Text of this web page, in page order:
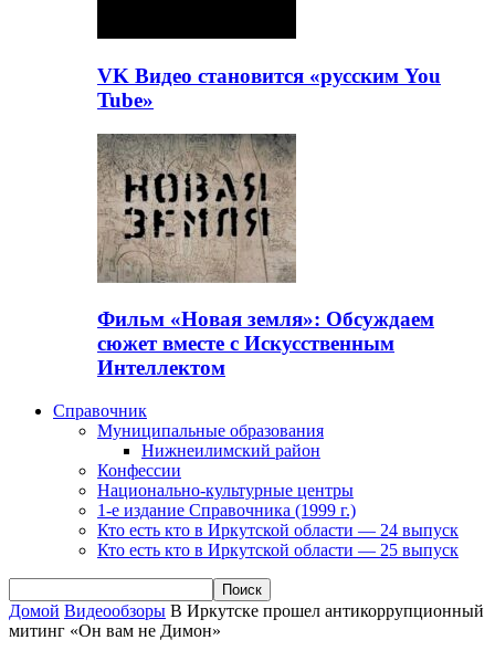
VK Видео становится «русским You
Tube»
Фильм «Новая земля»: Обсуждаем
сюжет вместе с Искусственным
Интеллектом
Справочник
Муниципальные образования
Нижнеилимский район
Конфессии
Национально-культурные центры
1-е издание Справочника (1999 г.)
Кто есть кто в Иркутской области — 24 выпуск
Кто есть кто в Иркутской области — 25 выпуск
Домой Видеообзоры В Иркутске прошел антикоррупционный
митинг «Он вам не Димон»